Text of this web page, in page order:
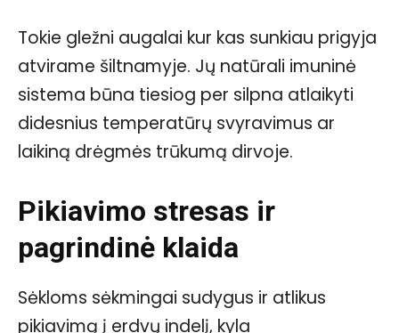
Tokie gležni augalai kur kas sunkiau prigyja
atvirame šiltnamyje. Jų natūrali imuninė
sistema būna tiesiog per silpna atlaikyti
didesnius temperatūrų svyravimus ar
laikiną drėgmės trūkumą dirvoje.
Pikiavimo stresas ir
pagrindinė klaida
Sėkloms sėkmingai sudygus ir atlikus
pikiavimą į erdvų indelį, kyla